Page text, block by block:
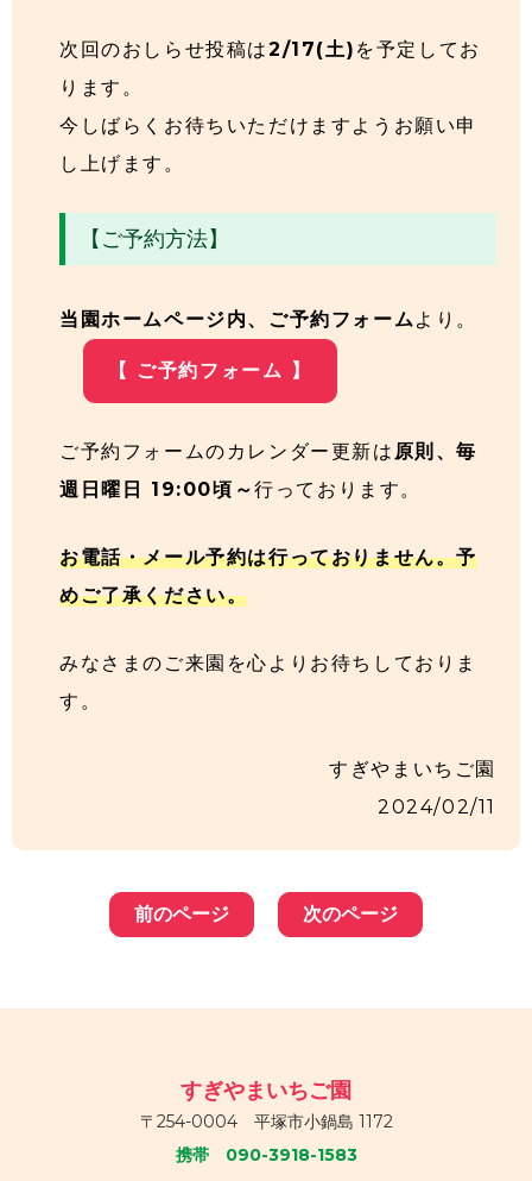
次回のおしらせ投稿は2/17(土) を予定してお
ります。
今しばらくお待ちいただけますようお願い申
し上げます。
【ご予約方法】
当園ホームページ内、ご予約フォームより。
【 ご予約フォーム 】
ご予約フォームのカレンダー更新は 原則、毎
週日曜日 19:00頃～行っております。
お電話・メール予約は行っておりません。予
めご了承ください。
みなさまのご来園を心よりお待ちしておりま
す。
すぎやまいちご園
2024/02/11
前のページ 次のページ
すぎやまいちご園
〒254-0004 平塚市小鍋島 1172
携帯 090-3918-1583